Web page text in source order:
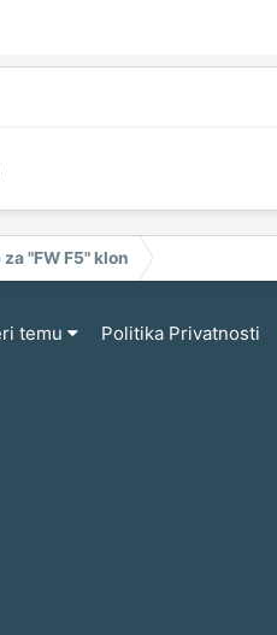
"FW F5" klon
temu Politika Privatnosti